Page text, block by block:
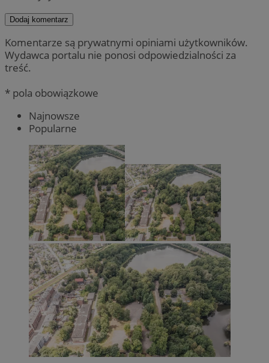
Dodaj komentarz
Komentarze są prywatnymi opiniami użytkowników.
Wydawca portalu nie ponosi odpowiedzialności za
treść.
* pola obowiązkowe
Najnowsze
Popularne